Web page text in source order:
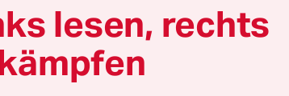
Schokoladen-Münzen verbunden
geworfen, um medienwirksam
lesen, rechts